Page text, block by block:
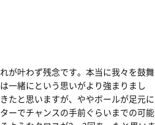
が叶わず残念です。本当に我々を鼓舞
一緒にという思いがより強まりまし
たと思いますが、ややボールが足元に
ーでチャンスの手前ぐらいまでの可能